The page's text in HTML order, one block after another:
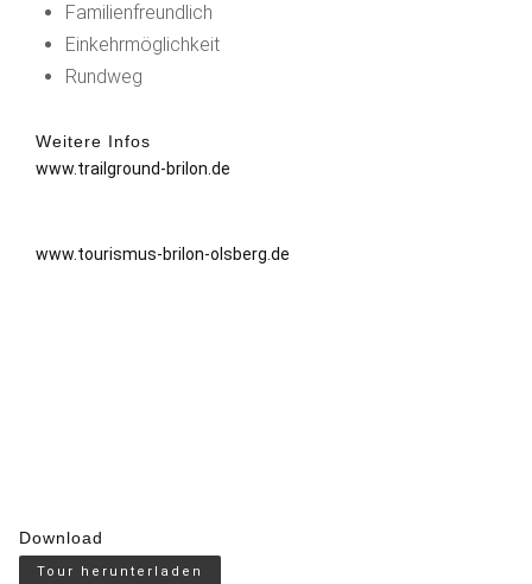
Familienfreundlich
Einkehrmöglichkeit
Rundweg
Weitere Infos
www.trailground-brilon.de
www.tourismus-brilon-olsberg.de
Download
Tour herunterladen